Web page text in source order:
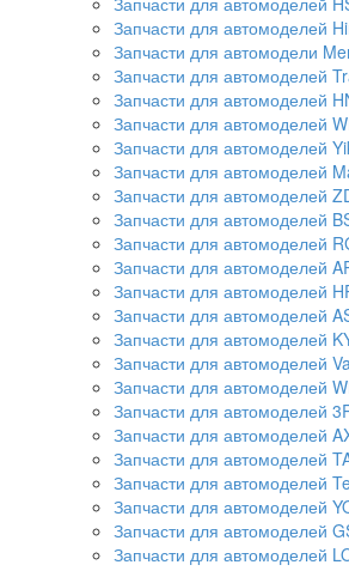
Запчасти для автомоделей
Запчасти для автомодели
Запчасти для автомоделей
Запчасти для автомоделей
Запчасти для автомоделей
Запчасти для автомоделей
Запчасти для автомоделей
Запчасти для автомоделей
Запчасти для автомоделей
Запчасти для автомоделей
Запчасти для автомоделей
Запчасти для автомоделей
Запчасти для автомоделей
Запчасти для автомоделей
Запчасти для автомоделей
Запчасти для автомоделей
Запчасти для автомоделей
Запчасти для автомоделей
Запчасти для автомоделей
Запчасти для автомоделей
Запчасти для автомоделей
Запчасти для автомоделей
Запчасти для автомоделей